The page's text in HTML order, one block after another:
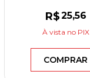
R$25,56
À vista no PIX
COMPRAR